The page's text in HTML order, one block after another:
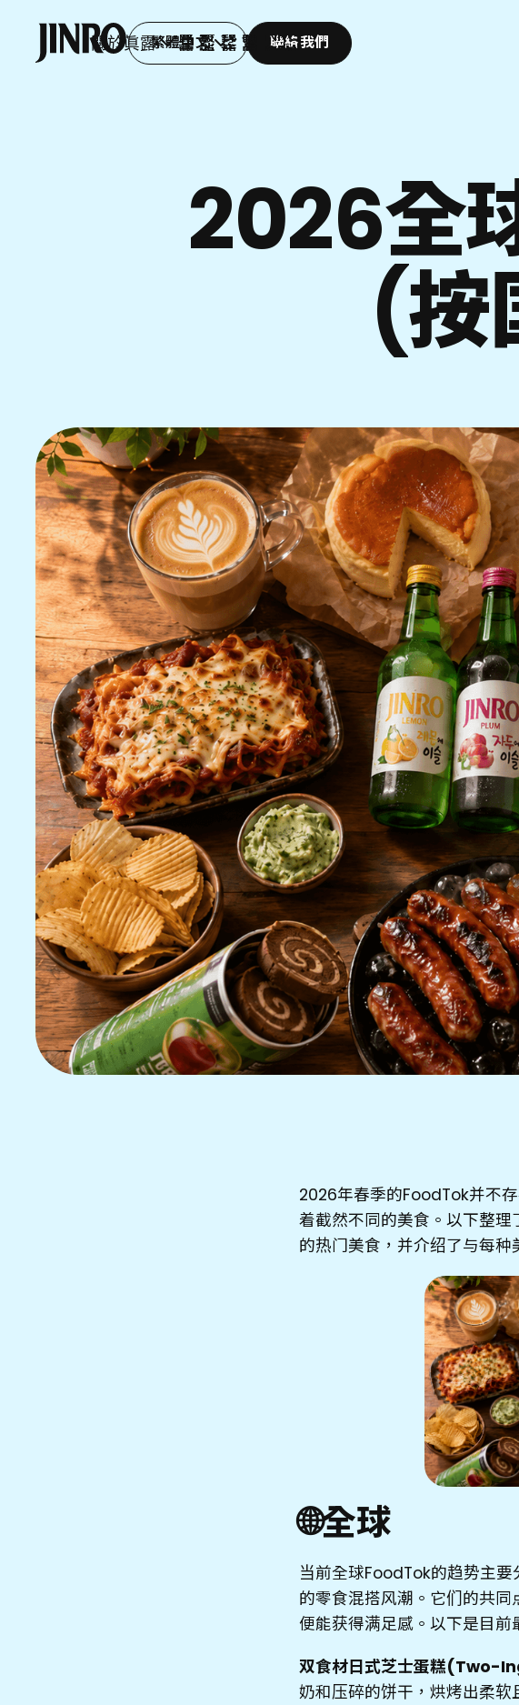
關於眞露
眞
露
商
品
最
新
消
息
尋
找
商
店
我
的
眞
露
JINRO
AGENT
繁體中文 聯絡我們
2026全
(按
2026年春季的FoodTok并不
着截然不同的美食。以下整
的热门美食，并介绍了与每种
🌐全球
当前全球FoodTok的趋势主
的零食混搭风潮。它们的共
便能获得满足感。以下是目前
双食材日式芝士蛋糕
奶和压碎的饼干，烘烤出柔